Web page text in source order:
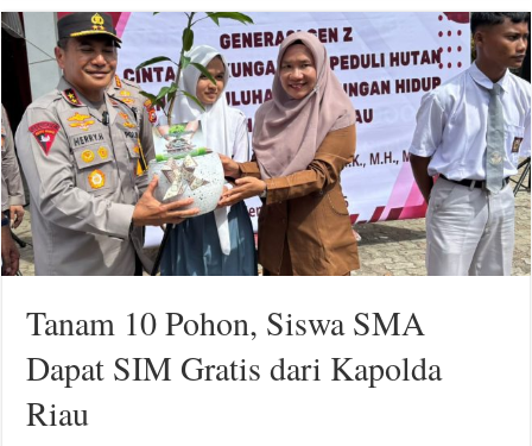
Tanam 10 Pohon, Siswa SMA
Dapat SIM Gratis dari Kapolda
Riau